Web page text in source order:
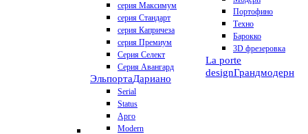
серия Максимум
серия Стандарт
серия Капричеза
серия Премиум
Серия Селект
Серия Авангард
ЭльпортаДариано
Serial
Status
Арго
Modern
Портофино
Техно
Барокко
3D фрезеровка
La porte
designГрандмодерн